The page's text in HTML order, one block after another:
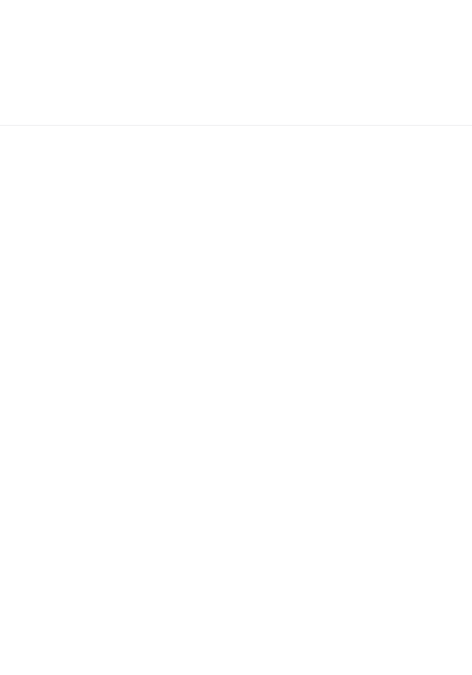
rộng), Smart Home (mở rộng)
rộng), Smart Home (mở rộng)